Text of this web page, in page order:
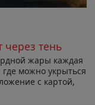
тень
жары каждая
где можно укрыться
с картой,